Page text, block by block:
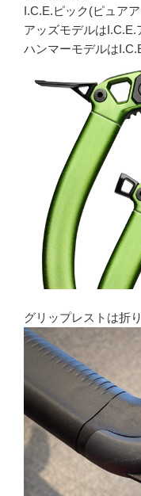
I.C.E.ピック(ピュアア
アッズモデルはI.C.E.
ハンマーモデルは
グリップレストは折